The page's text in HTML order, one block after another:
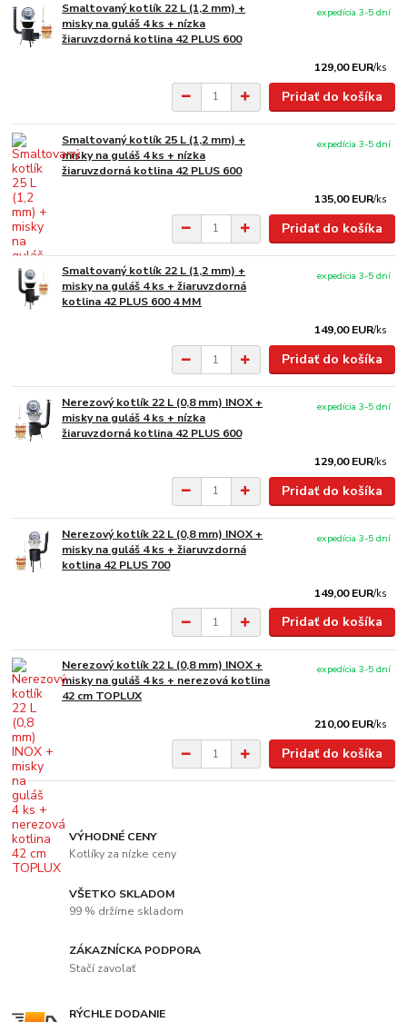
Smaltovaný kotlík 22 L (1,2 mm) +
misky na guláš 4 ks + nízka
žiaruvzdorná kotlina 42 PLUS 600
129,00 EUR/ks
expedícia 3-5 dní
Pridať do košíka
Smaltovaný kotlík 25 L (1,2 mm) +
misky na guláš 4 ks + nízka
žiaruvzdorná kotlina 42 PLUS 600
135,00 EUR/ks
expedícia 3-5 dní
Pridať do košíka
Smaltovaný kotlík 22 L (1,2 mm) +
misky na guláš 4 ks + žiaruvzdorná
kotlina 42 PLUS 600 4 MM
149,00 EUR/ks
expedícia 3-5 dní
Pridať do košíka
Nerezový kotlík 22 L (0,8 mm) INOX +
misky na guláš 4 ks + nízka
žiaruvzdorná kotlina 42 PLUS 600
129,00 EUR/ks
expedícia 3-5 dní
Pridať do košíka
Nerezový kotlík 22 L (0,8 mm) INOX +
misky na guláš 4 ks + žiaruvzdorná
kotlina 42 PLUS 700
149,00 EUR/ks
expedícia 3-5 dní
Pridať do košíka
Nerezový kotlík 22 L (0,8 mm) INOX +
misky na guláš 4 ks + nerezová kotlina
42 cm TOPLUX
210,00 EUR/ks
expedícia 3-5 dní
Pridať do košíka
VÝHODNÉ CENY
Kotlíky za nízke ceny
VŠETKO SKLADOM
99 % držíme skladom
ZÁKAZNÍCKA PODPORA
Stačí zavolať
RÝCHLE DODANIE